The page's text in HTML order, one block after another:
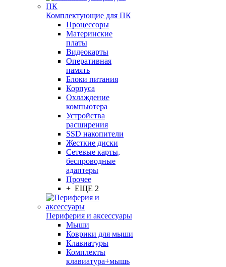
Комплектующие для ПК
Процессоры
Материнские
платы
Видеокарты
Оперативная
память
Блоки питания
Корпуса
Охлаждение
компьютера
Устройства
расширения
SSD накопители
Жесткие диски
Сетевые карты,
беспроводные
адаптеры
Прочее
+ ЕЩЕ 2
Периферия и аксессуары
Мыши
Коврики для мыши
Клавиатуры
Комплекты
клавиатура+мышь